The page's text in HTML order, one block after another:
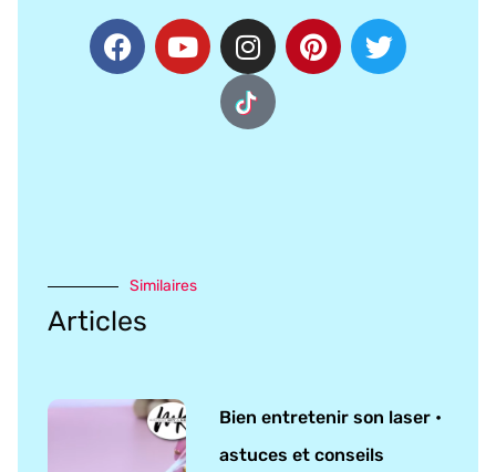
Similaires
Articles
Bien entretenir son laser •
astuces et conseils